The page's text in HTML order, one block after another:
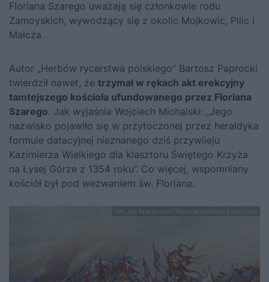
Floriana Szarego uważają się członkowie rodu
Zamoyskich, wywodzący się z okolic Mojkowic, Pilic i
Małcza.
Autor „Herbów rycerstwa polskiego” Bartosz Paprocki
twierdził nawet, że trzymał w rękach akt erekcyjny
tamtejszego kościoła ufundowanego przez Floriana
Szarego. Jak wyjaśnia Wojciech Michalski: „Jego
nazwisko pojawiło się w przytoczonej przez heraldyka
formule datacyjnej nieznanego dziś przywileju
Kazimierza Wielkiego dla klasztoru Świętego Krzyża
na Łysej Górze z 1354 roku”. Co więcej, wspomniany
kościół był pod wezwaniem św. Floriana.
fot.Jan Bratkowski/Polona/domena publiczna